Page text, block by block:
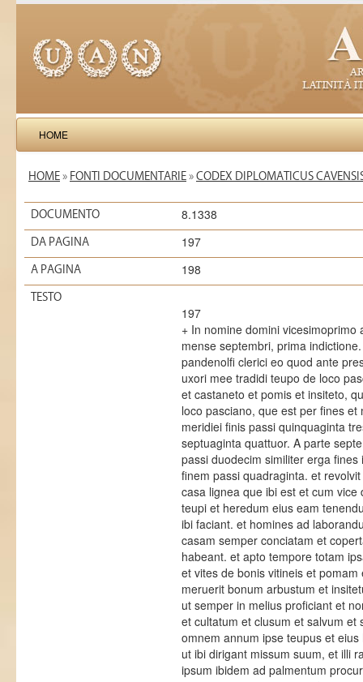
HOME
HOME » FONTI DOCUMENTARIE » CODEX DIPLOMATICUS
DOCUMENTO 8.1338
DA PAGINA 197
A PAGINA 198
TESTO
197
+ In nomine domini
mense septembri, prima
pandenolfi clerici eo quod ante
uxori mee tradidi teupo de loco
et castaneto et pomis et insiteto,
loco pasciano, que est per fines
meridiei finis passi quinquaginta
septuaginta quattuor. A parte
passi duodecim similiter erga
finem passi quadraginta. et
casa lignea que ibi est et cum
teupi et heredum eius eam
ibi faciant. et homines ad
casam semper conciatam et
habeant. et apto tempore totam
et vites de bonis vitineis et
meruerit bonum arbustum et
ut semper in melius proficiant et
et cultatum et clusum et salvum
omnem annum ipse teupus et
ut ibi dirigant missum suum, et illi
ipsum ibidem ad palmentum